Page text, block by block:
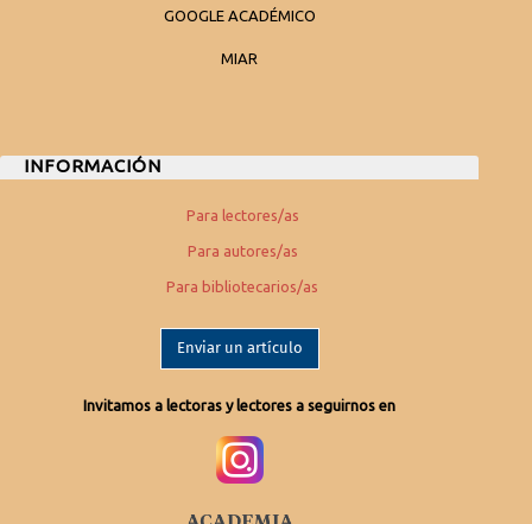
GOOGLE ACADÉMICO
MIAR
INFORMACIÓN
Para lectores/as
Para autores/as
Para bibliotecarios/as
Enviar un artículo
Invitamos a lectoras y lectores a seguirnos en